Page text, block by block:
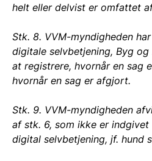
helt eller delvist er omfattet
Stk. 8. VVM-myndigheden
digitale selvbetjening, Byg
at registrere, hvornår en sag
hvornår en sag er afgjort.
Stk. 9. VVM-myndigheden
af stk. 6, som ikke er indgivet
digital selvbetjening, jf. hund